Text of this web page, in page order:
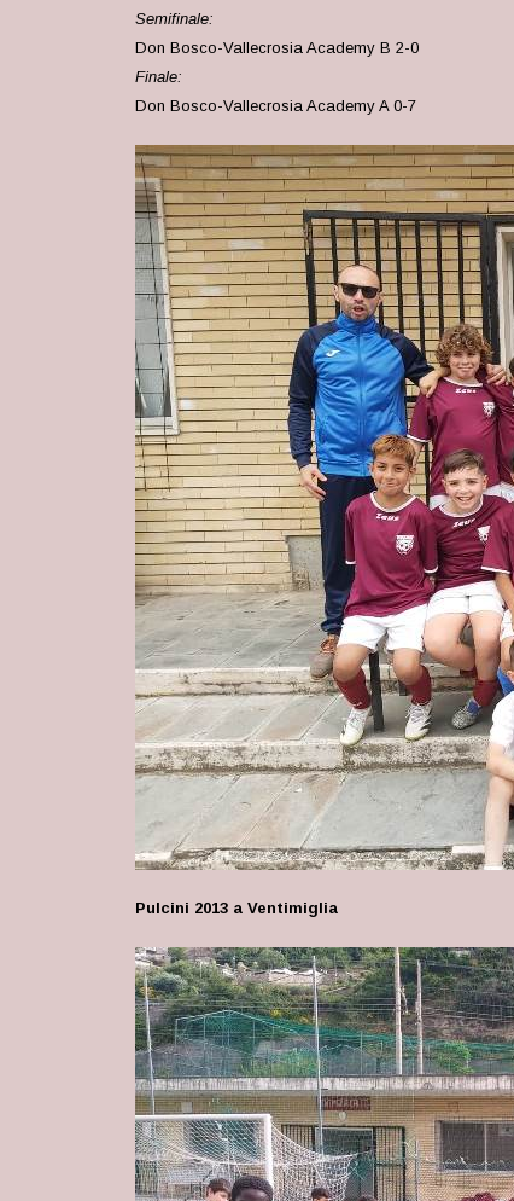
Semifinale:
Don Bosco-Vallecrosia Academy B 2-0
Finale:
Don Bosco-Vallecrosia Academy A 0-7
Pulcini 2013 a Ventimiglia